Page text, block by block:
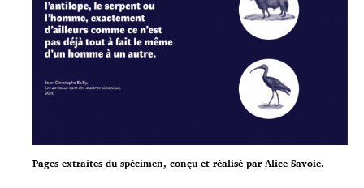
Pages extraites du spécimen, conçu et réalisé par Alice Savoie.